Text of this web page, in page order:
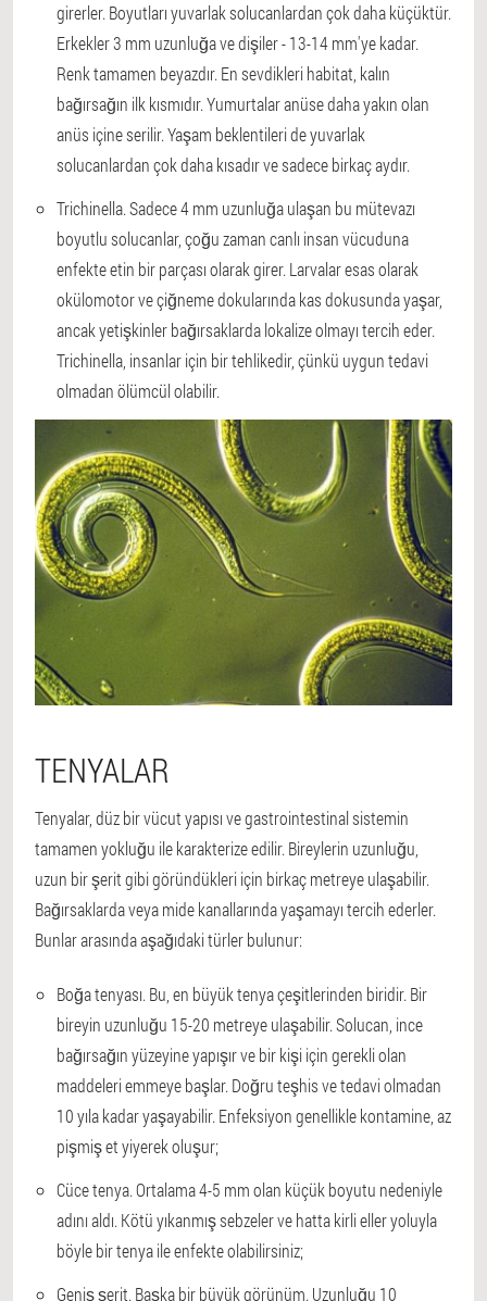
girerler. Boyutları yuvarlak solucanlardan çok daha küçüktür.
Erkekler 3 mm uzunluğa ve dişiler - 13-14 mm'ye kadar.
Renk tamamen beyazdır. En sevdikleri habitat, kalın
bağırsağın ilk kısmıdır. Yumurtalar anüse daha yakın olan
anüs içine serilir. Yaşam beklentileri de yuvarlak
solucanlardan çok daha kısadır ve sadece birkaç aydır.
Trichinella. Sadece 4 mm uzunluğa ulaşan bu mütevazı
boyutlu solucanlar, çoğu zaman canlı insan vücuduna
enfekte etin bir parçası olarak girer. Larvalar esas olarak
okülomotor ve çiğneme dokularında kas dokusunda yaşar,
ancak yetişkinler bağırsaklarda lokalize olmayı tercih eder.
Trichinella, insanlar için bir tehlikedir, çünkü uygun tedavi
olmadan ölümcül olabilir.
TENYALAR
Tenyalar, düz bir vücut yapısı ve gastrointestinal sistemin
tamamen yokluğu ile karakterize edilir. Bireylerin uzunluğu,
uzun bir şerit gibi göründükleri için birkaç metreye ulaşabilir.
Bağırsaklarda veya mide kanallarında yaşamayı tercih ederler.
Bunlar arasında aşağıdaki türler bulunur:
Boğa tenyası. Bu, en büyük tenya çeşitlerinden biridir. Bir
bireyin uzunluğu 15-20 metreye ulaşabilir. Solucan, ince
bağırsağın yüzeyine yapışır ve bir kişi için gerekli olan
maddeleri emmeye başlar. Doğru teşhis ve tedavi olmadan
10 yıla kadar yaşayabilir. Enfeksiyon genellikle kontamine, az
pişmiş et yiyerek oluşur;
Cüce tenya. Ortalama 4-5 mm olan küçük boyutu nedeniyle
adını aldı. Kötü yıkanmış sebzeler ve hatta kirli eller yoluyla
böyle bir tenya ile enfekte olabilirsiniz;
Geniş şerit. Başka bir büyük görünüm. Uzunluğu 10